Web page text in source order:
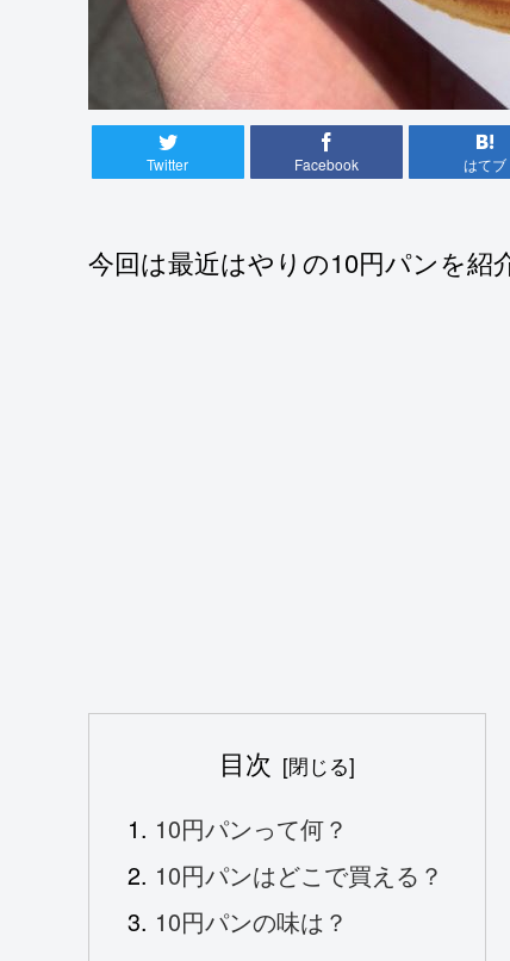
Twitter Facebook はてブ
今回は最近はやりの10円パンを紹
目次
10円パンって何？
10円パンはどこで買える？
10円パンの味は？